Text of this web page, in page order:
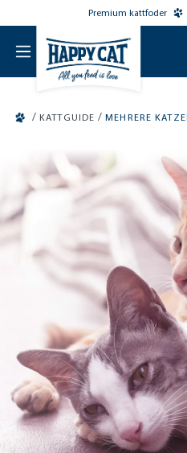
Premium kattfoder
/ KATTGUIDE / MEHRERE